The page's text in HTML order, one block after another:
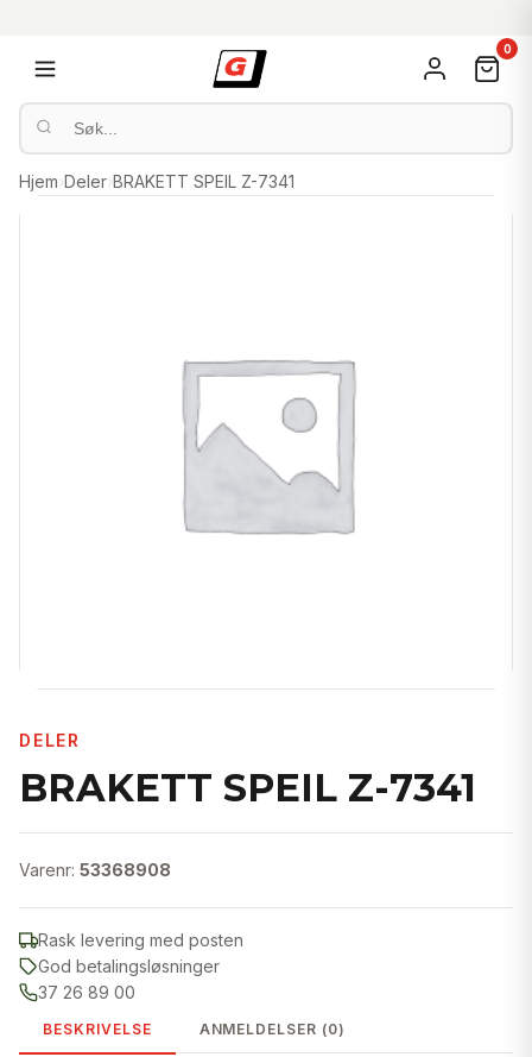
0
Hjem›Deler›BRAKETT SPEIL Z-7341
DELER
BRAKETT SPEIL Z-7341
Varenr: 53368908
Rask levering med posten
God betalingsløsninger
37 26 89 00
BESKRIVELSE ANMELDELSER (0)